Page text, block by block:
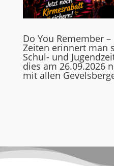
Do You Remember
Zeiten erinnert man
Schul- und
dies am 26.09.2026
mit allen